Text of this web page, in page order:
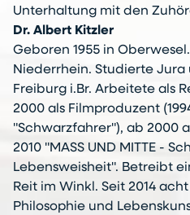
Unterhaltung mit den
Dr. Albert Kitzler
Geboren 1955 in
Niederrhein. Studierte Jura
Freiburg i.Br. Arbeitete als
2000 als Filmproduzent
"Schwarzfahrer"), ab 2000
2010 "MASS UND MITTE -
Lebensweisheit". Betreibt
Reit im Winkl. Seit 2014
Philosophie und